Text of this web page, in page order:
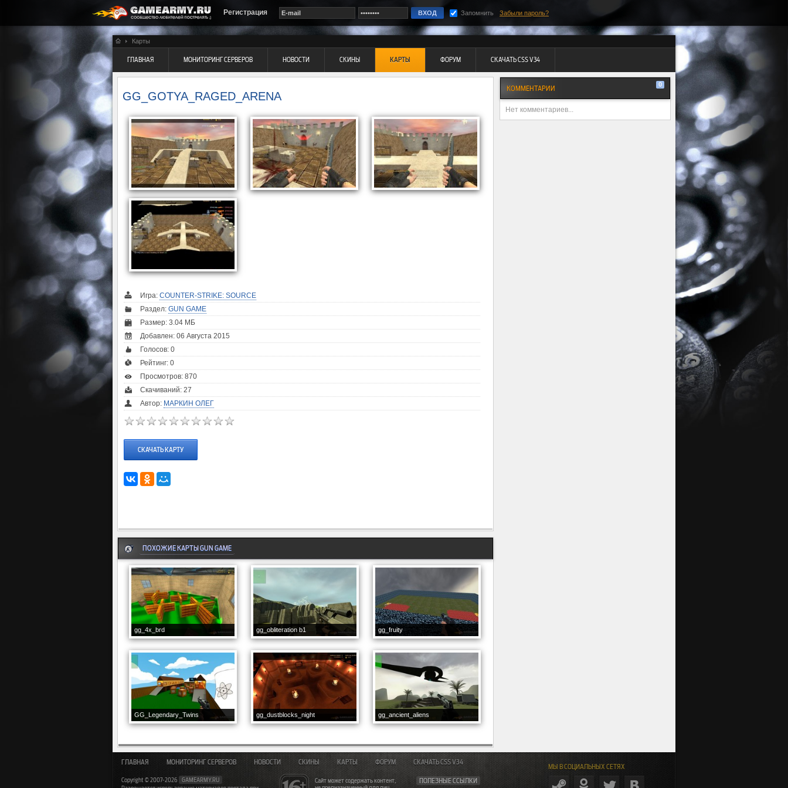
Регистрация Запомнить Забыли пароль?
Карты
ГЛАВНАЯ МОНИТОРИНГ СЕРВЕРОВ НОВОСТИ СКИНЫ КАРТЫ ФОРУМ СКАЧАТЬ CSS V34
GG_GOTYA_RAGED_ARENA
Игра: COUNTER-STRIKE: SOURCE
Раздел: GUN GAME
Размер: 3.04 МБ
Добавлен: 06 Августа 2015
Голосов: 0
Рейтинг: 0
Просмотров: 870
Скачиваний: 27
Автор: МАРКИН ОЛЕГ
СКАЧАТЬ КАРТУ
ПОХОЖИЕ КАРТЫ GUN GAME
gg_4x_brd gg_obliteration b1 gg_fruity
GG_Legendary_Twins gg_dustblocks_night gg_ancient_aliens
КОММЕНТАРИИ 0
Нет комментариев...
МЫ В СОЦИАЛЬНЫХ СЕТЯХ
Сайт может содержать контент,
ПОЛЕЗНЫЕ ССЫЛКИ
ГЛАВНАЯ МОНИТОРИНГ СЕРВЕРОВ НОВОСТИ СКИНЫ КАРТЫ ФОРУМ СКАЧАТЬ CSS V34
Copyright © 2007-2026
GAMEARMY.RU